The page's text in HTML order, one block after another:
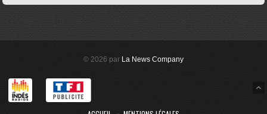
© 2026 par La News Company